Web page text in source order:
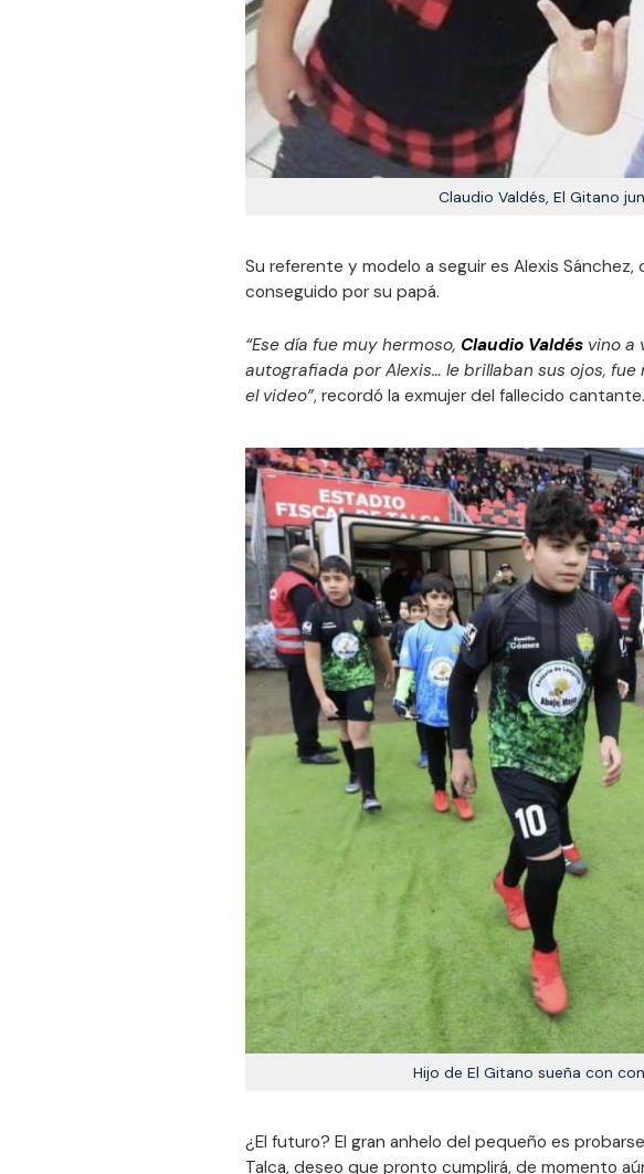
Claudio Valdés, El Gitano
Su referente y modelo a seguir es Alexis
conseguido por su papá.
“Ese día fue muy hermoso, Claudio Valdés vino a
autografiada por Alexis… le brillaban sus ojos,
el video”, recordó la exmujer del fallecido cantante.
Hijo de El Gitano sueña con
¿El futuro? El gran anhelo del pequeño es
Talca, deseo que pronto cumplirá, de momento